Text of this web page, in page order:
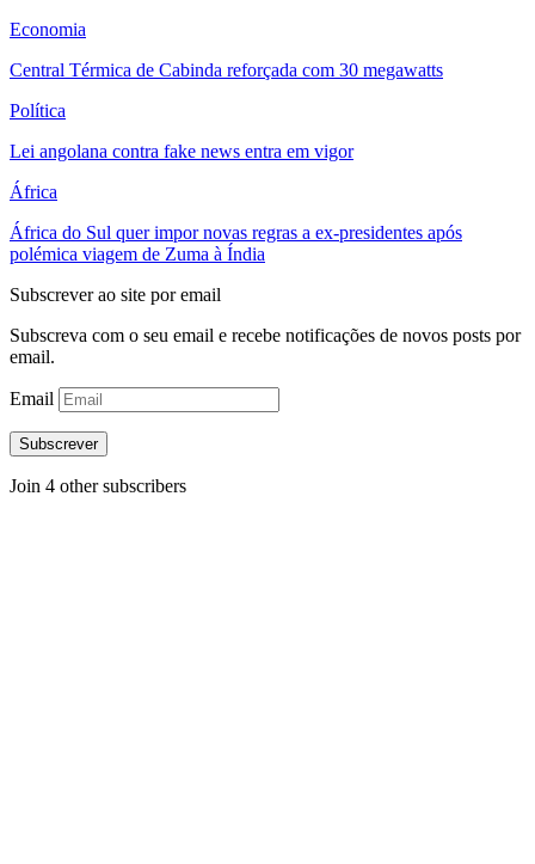
Economia
Central Térmica de Cabinda reforçada com 30 megawatts
Política
Lei angolana contra fake news entra em vigor
África
África do Sul quer impor novas regras a ex-presidentes após
polémica viagem de Zuma à Índia
Subscrever ao site por email
Subscreva com o seu email e recebe notificações de novos posts por
email.
Email
Subscrever
Join 4 other subscribers